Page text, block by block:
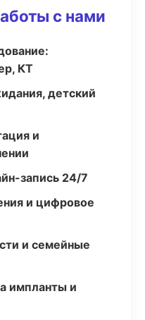
с нами
КТ
детский
и
запись 24/7
и цифровое
и семейные
импланты и